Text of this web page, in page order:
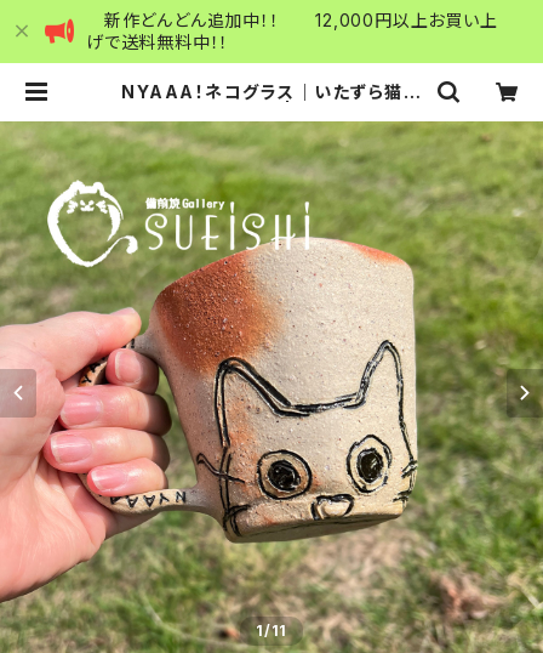
新作どんどん追加中！！ 12,000円以上お買い上
げで送料無料中！！
NYAAA！ネコグラス｜いたずら猫の
1/11